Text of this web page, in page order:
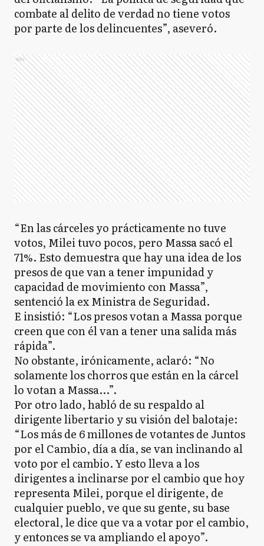
combate al delito de verdad no tiene votos
por parte de los delincuentes”, aseveró.
Ads
“En las cárceles yo prácticamente no tuve
votos, Milei tuvo pocos, pero Massa sacó el
71%. Esto demuestra que hay una idea de los
presos de que van a tener impunidad y
capacidad de movimiento con Massa”,
sentenció la ex Ministra de Seguridad.
E insistió: “Los presos votan a Massa porque
creen que con él van a tener una salida más
rápida”.
No obstante, irónicamente, aclaró: “No
solamente los chorros que están en la cárcel
lo votan a Massa...”.
Por otro lado, habló de su respaldo al
dirigente libertario y su visión del balotaje:
“Los más de 6 millones de votantes de Juntos
por el Cambio, día a día, se van inclinando al
voto por el cambio. Y esto lleva a los
dirigentes a inclinarse por el cambio que hoy
representa Milei, porque el dirigente, de
cualquier pueblo, ve que su gente, su base
electoral, le dice que va a votar por el cambio,
y entonces se va ampliando el apoyo”.